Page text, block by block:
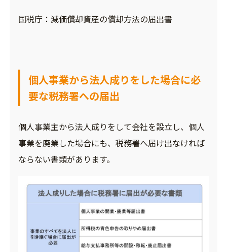
国税庁： 減価償却資産の償却方法の届出書
個人事業から法人成りをした場合に必
要な税務署への届出
個人事業主から法人成りをして会社を設立し、個人
事業を廃業した場合にも、税務署へ届け出なければ
ならない書類があります。